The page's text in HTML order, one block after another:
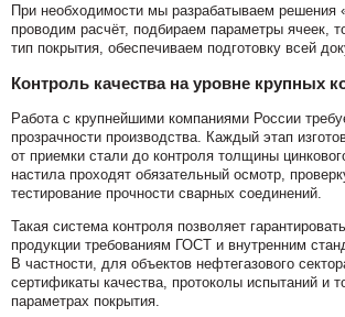
При необходимости мы разрабатываем решения
проводим расчёт, подбираем параметры ячеек,
тип покрытия, обеспечиваем подготовку всей
Контроль качества на уровне крупных
Работа с крупнейшими компаниями России
прозрачности производства. Каждый этап
от приемки стали до контроля толщины
настила проходят обязательный осмотр,
тестирование прочности сварных соединений.
Такая система контроля позволяет
продукции требованиям ГОСТ и внутренним
В частности, для объектов нефтегазового
сертификаты качества, протоколы испытаний и
параметрах покрытия.